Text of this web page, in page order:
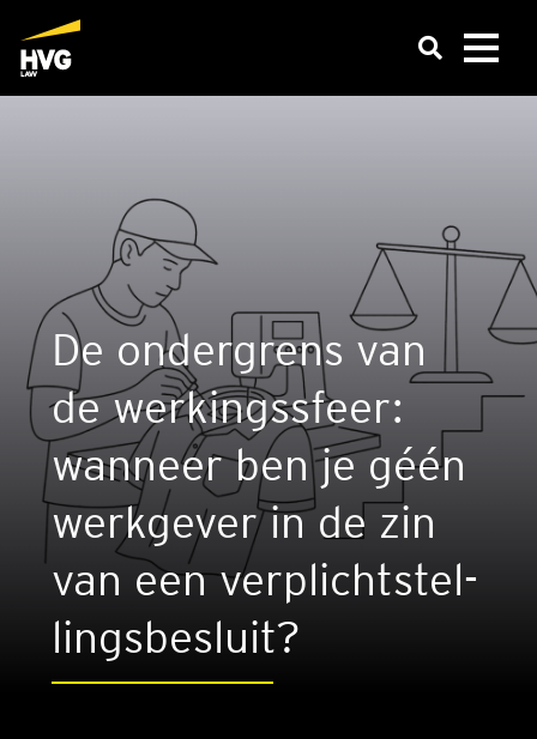
De onder­grens van
de wer­kings­sfeer:
wan­neer ben je géén
werk­ge­ver in de zin
van een ver­plicht­stel­
lings­be­sluit?